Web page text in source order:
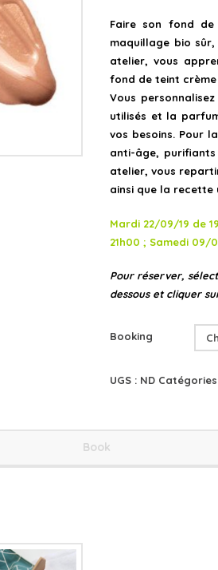
Faire son fond de
maquillage bio
atelier, vous
fond de teint
Vous
utilisés et la
vos besoins. Pour
anti-âge,
atelier, vous
ainsi que la recette
Mardi 22/09/19 de
21h00 ; Samedi 09/
Pour réserver,
dessous et cliquer
Booking
UGS : ND
Book